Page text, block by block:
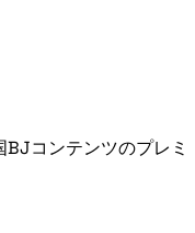
コンテンツのプレミ